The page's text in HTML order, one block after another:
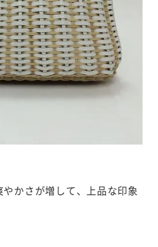
かさが増して、上品な印象